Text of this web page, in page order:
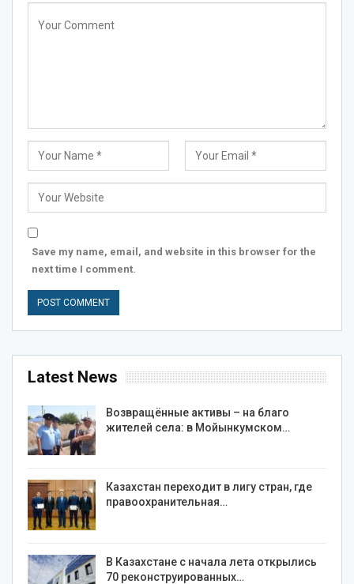
Save my name, email, and website in this browser for the
next time I comment.
Latest News
Возвращённые активы – на благо
жителей села: в Мойынкумском…
Казахстан переходит в лигу стран, где
правоохранительная…
В Казахстане с начала лета открылись
70 реконструированных…